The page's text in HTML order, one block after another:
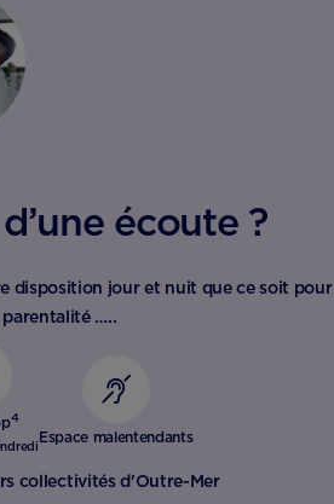
écoute ?
disposition jour et nuit que ce soit pour
…..
4
Espace malentendants
collectivités d'Outre-Mer​